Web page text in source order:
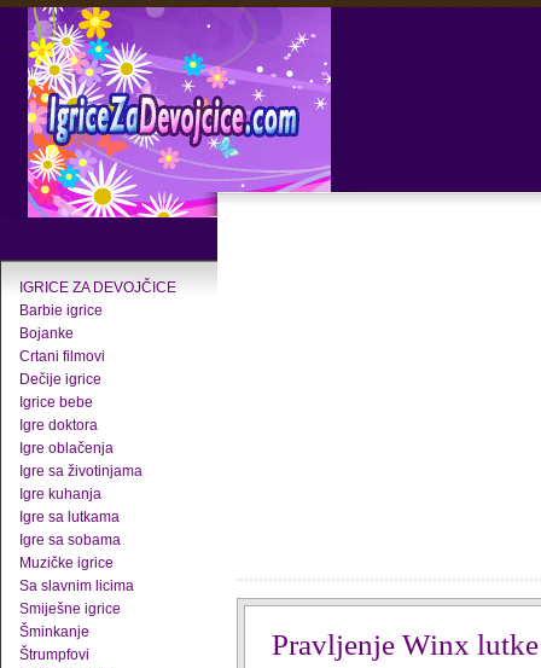
IGRICE ZA DEVOJČICE
Barbie igrice
Bojanke
Crtani filmovi
Dečije igrice
Igrice bebe
Igre doktora
Igre oblačenja
Igre sa životinjama
Igre kuhanja
Igre sa lutkama
Igre sa sobama
Muzičke igrice
Sa slavnim licima
Smiješne igrice
Šminkanje
Štrumpfovi
Pravljenje Winx lutke